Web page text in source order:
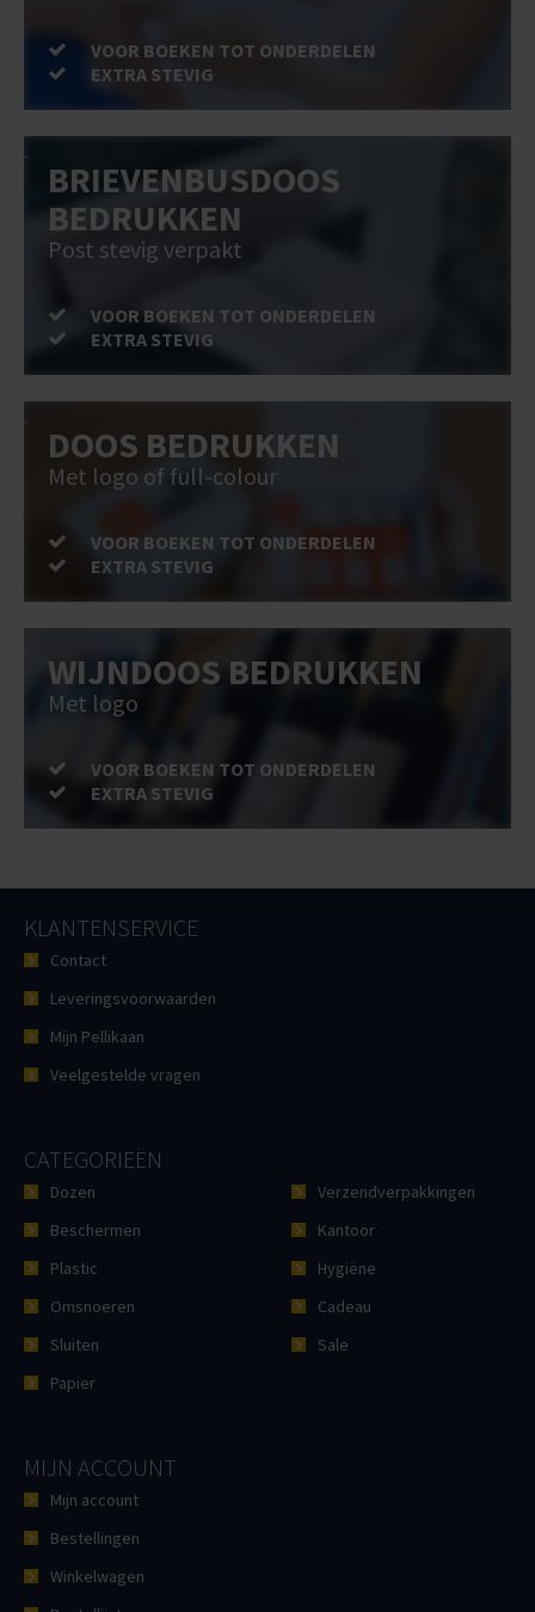
VOOR BOEKEN TOT ONDERDELEN
EXTRA STEVIG
BRIEVENBUSDOOS
BEDRUKKEN
Post stevig verpakt
VOOR BOEKEN TOT ONDERDELEN
EXTRA STEVIG
DOOS BEDRUKKEN
Met logo of full-colour
VOOR BOEKEN TOT ONDERDELEN
EXTRA STEVIG
WIJNDOOS BEDRUKKEN
Met logo
VOOR BOEKEN TOT ONDERDELEN
EXTRA STEVIG
KLANTENSERVICE
Contact
Leveringsvoorwaarden
Mijn Pellikaan
Veelgestelde vragen
CATEGORIEËN
Dozen
Beschermen
Plastic
Omsnoeren
Sluiten
Papier
Verzendverpakkingen
Kantoor
Hygiëne
Cadeau
Sale
MIJN ACCOUNT
Mijn account
Bestellingen
Winkelwagen